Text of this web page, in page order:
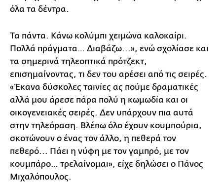
όλα τα δέντρα.
Τα πάντα. Κάνω κολύμπι χειμώνα καλοκαίρι.
Πολλά πράγματα… Διαβάζω...», ενώ σχολίασε και
τα σημερινά τηλεοπτικά πρότζεκτ,
επισημαίνοντας, τι δεν του αρέσει από τις σειρές.
«Έκανα δύσκολες ταινίες ας πούμε δραματικές
αλλά μου άρεσε πάρα πολύ η κωμωδία και οι
οικογενειακές σειρές. Δεν υπάρχουν πια αυτά
στην τηλεόραση. Βλέπω όλο έχουν κουμπούρια,
σκοτώνουν ο ένας τον άλλο, η πεθερά τον
πεθερό... Πάει η νύφη με τον γαμπρό, με τον
κουμπάρο… τρελαίνομαι», είχε δηλώσει ο Πάνος
Μιχαλόπουλος.